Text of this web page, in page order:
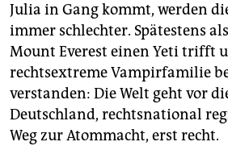
Julia in Gang kommt, werden
immer schlechter. Spätestens
Mount Everest einen Yeti trifft
rechtsextreme Vampirfamilie
verstanden: Die Welt geht vor
Deutschland, rechtsnational
Weg zur Atommacht, erst recht.